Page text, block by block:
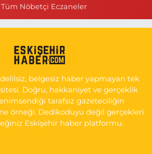
Kliniğinin yanı,ı
CAD. NO:107 C
Yol Tarifi Al
A Küçük Sanayi girişi Tarım Kredi
Tüm Nöbetçi Eczaneler
belgesiz haber yapmayan tek
Doğru, hakkaniyet ve gerçeklik
tarafsız gazeteciliğin
örneği. Dedikoduyu değil gerçekleri
Eskişehir haber platformu.